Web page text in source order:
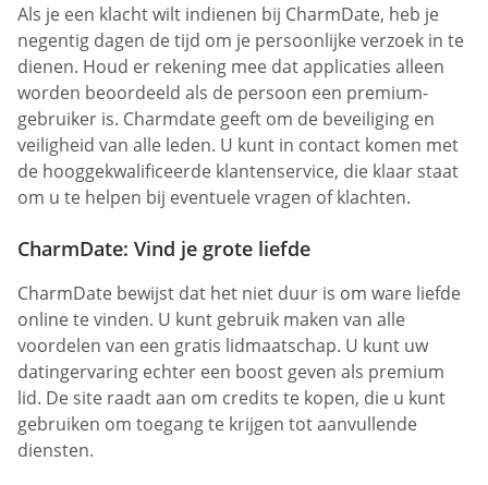
Als je een klacht wilt indienen bij CharmDate, heb je
negentig dagen de tijd om je persoonlijke verzoek in te
dienen. Houd er rekening mee dat applicaties alleen
worden beoordeeld als de persoon een premium-
gebruiker is. Charmdate geeft om de beveiliging en
veiligheid van alle leden. U kunt in contact komen met
de hooggekwalificeerde klantenservice, die klaar staat
om u te helpen bij eventuele vragen of klachten.
CharmDate: Vind je grote liefde
CharmDate bewijst dat het niet duur is om ware liefde
online te vinden. U kunt gebruik maken van alle
voordelen van een gratis lidmaatschap. U kunt uw
datingervaring echter een boost geven als premium
lid. De site raadt aan om credits te kopen, die u kunt
gebruiken om toegang te krijgen tot aanvullende
diensten.